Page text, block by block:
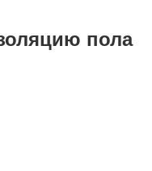
пола